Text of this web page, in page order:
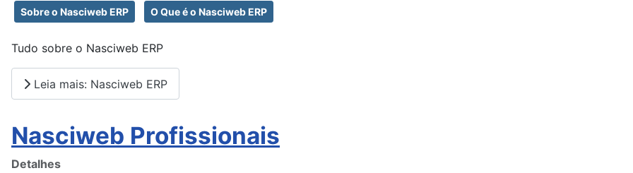
Sobre o Nasciweb ERP O Que é o Nasciweb ERP
Tudo sobre o Nasciweb ERP
Leia mais: Nasciweb ERP
Nasciweb Profissionais
Detalhes